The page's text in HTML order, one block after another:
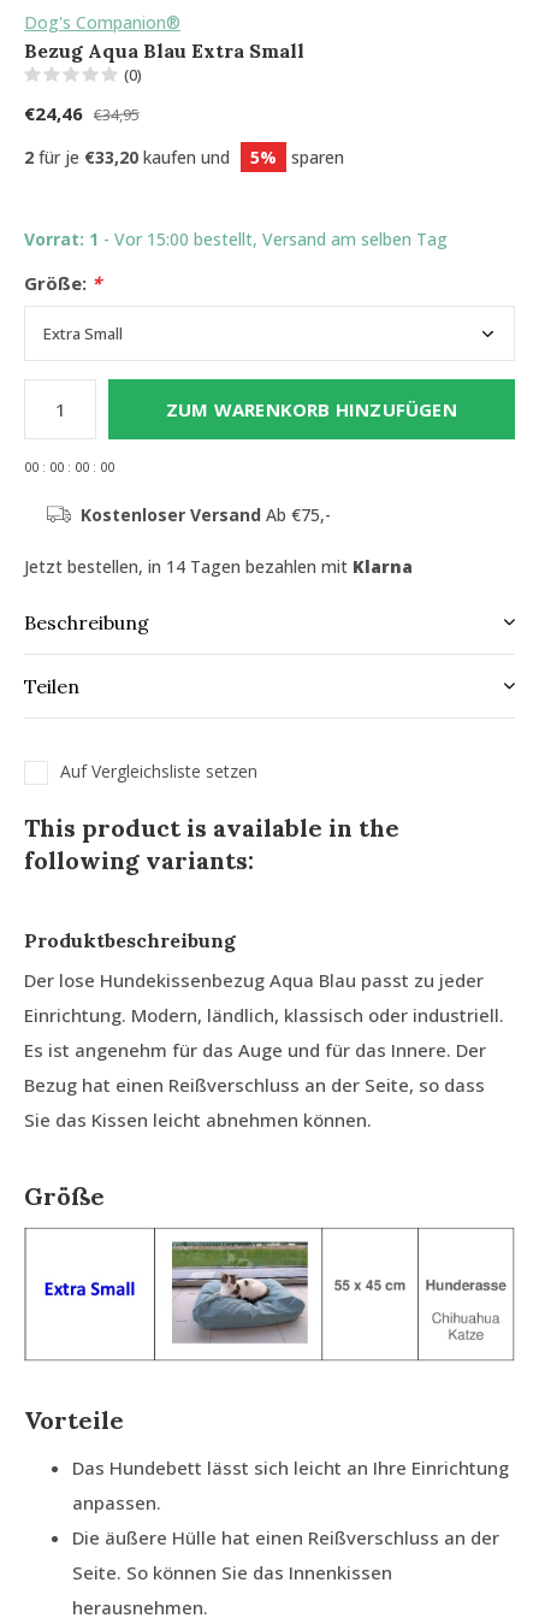
Dog's Companion®
Bezug Aqua Blau Extra Small
(0)
€24,46 €34,95
2 für je €33,20 kaufen und 5% sparen
Vorrat: 1 - Vor 15:00 bestellt, Versand am selben Tag
Größe: *
ZUM WARENKORB HINZUFÜGEN
00 : 00 : 00 : 00
Kostenloser Versand Ab €75,-
Jetzt bestellen, in 14 Tagen bezahlen mit Klarna
Beschreibung
Teilen
Auf Vergleichsliste setzen
This product is available in the
following variants:
Produktbeschreibung
Der lose Hundekissenbezug Aqua Blau passt zu jeder
Einrichtung. Modern, ländlich, klassisch oder industriell.
Es ist angenehm für das Auge und für das Innere. Der
Bezug hat einen Reißverschluss an der Seite, so dass
Sie das Kissen leicht abnehmen können.
Größe
Vorteile
Das Hundebett lässt sich leicht an Ihre Einrichtung
anpassen.
Die äußere Hülle hat einen Reißverschluss an der
Seite. So können Sie das Innenkissen
herausnehmen.